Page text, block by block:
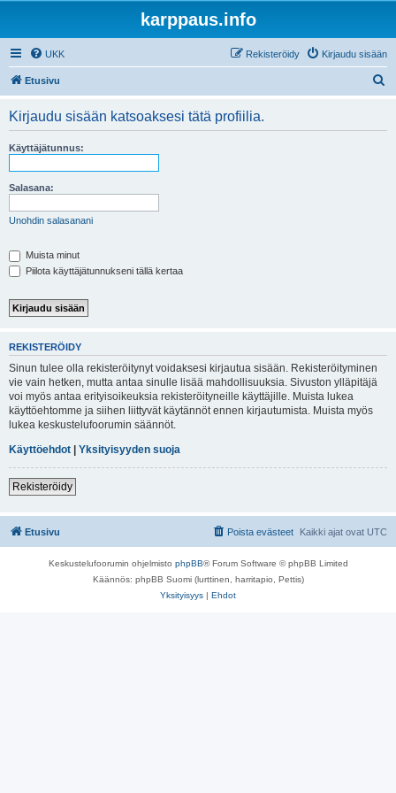
karppaus.info
UKK Kirjaudu sisään
Rekisteröidy
Etusivu
Kirjaudu sisään katsoaksesi tätä profiilia.
Käyttäjätunnus:
Salasana:
Unohdin salasanani
Muista minut
Piilota käyttäjätunnukseni tällä kertaa
REKISTERÖIDY
Sinun tulee olla rekisteröitynyt voidaksesi kirjautua sisään. Rekisteröityminen
vie vain hetken, mutta antaa sinulle lisää mahdollisuuksia. Sivuston ylläpitäjä
voi myös antaa erityisoikeuksia rekisteröityneille käyttäjille. Muista lukea
käyttöehtomme ja siihen liittyvät käytännöt ennen kirjautumista. Muista myös
lukea keskustelufoorumin säännöt.
Käyttöehdot | Yksityisyyden suoja
Rekisteröidy
Etusivu Kaikki ajat ovat UTC
Poista evästeet
Keskustelufoorumin ohjelmisto phpBB® Forum Software © phpBB Limited
Käännös: phpBB Suomi (lurttinen, harritapio, Pettis)
Yksityisyys | Ehdot